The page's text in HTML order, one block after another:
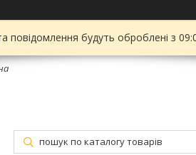
повідомлення будуть оброблені з